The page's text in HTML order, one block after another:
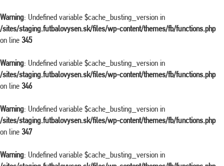
Warning: Undefined variable $cache_busting_version in
/sites/staging.futbalovysen.sk/files/wp-content/themes/fb/functions.php
on line 345
Warning: Undefined variable $cache_busting_version in
/sites/staging.futbalovysen.sk/files/wp-content/themes/fb/functions.php
on line 346
Warning: Undefined variable $cache_busting_version in
/sites/staging.futbalovysen.sk/files/wp-content/themes/fb/functions.php
on line 347
Warning: Undefined variable $cache_busting_version in